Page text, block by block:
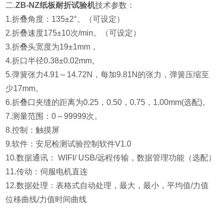
二.ZB-NZ纸板耐折试验机技术参数：
1.折叠角度：135±2°。（可设定）
2.折叠速度175±10次/min。（可设定）
3.折叠头宽度为19±1mm，
4.折口半径0.38±0.02mm。
5.弹簧张力4.91～14.72N，每加9.81N的张力，弹簧压缩至
少17mm。
6.折叠口夹缝的距离为0.25，0.50，0.75，1.00mm(选配)。
7.测量范围：0～99999次。
8.控制：触摸屏
9.软件：安尼检测试验控制软件V1.0
10.数据通讯： WIFI/ USB/远程传输，数据管理功能（选配）
11.传动：伺服电机直连
12.数据处理：表格式自动处理，最大，最小，平均值/力值
位移曲线/力值时间曲线